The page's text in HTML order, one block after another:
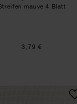
mauve 4 Blatt
3,79 €
gold 1,5cm
Mönchstoff